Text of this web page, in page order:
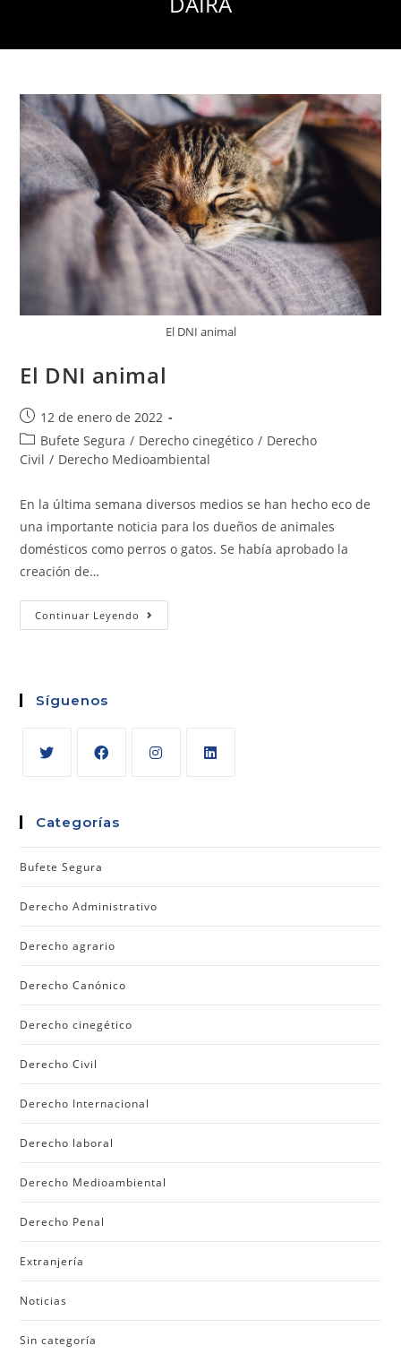
El DNI animal
El DNI animal
12 de enero de 2022
Bufete Segura / Derecho cinegético / Derecho
Civil / Derecho Medioambiental
En la última semana diversos medios se han hecho eco de
una importante noticia para los dueños de animales
domésticos como perros o gatos. Se había aprobado la
creación de…
Continuar Leyendo
Síguenos
Categorías
Bufete Segura
Derecho Administrativo
Derecho agrario
Derecho Canónico
Derecho cinegético
Derecho Civil
Derecho Internacional
Derecho laboral
Derecho Medioambiental
Derecho Penal
Extranjería
Noticias
Sin categoría